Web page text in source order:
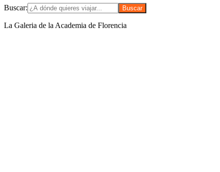
Buscar:
La Galeria de la Academia de Florencia